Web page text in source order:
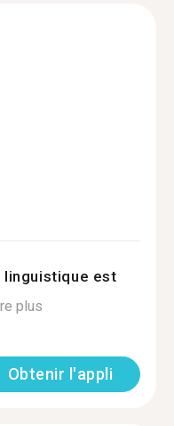
linguistique est
plus
Obtenir l'appli